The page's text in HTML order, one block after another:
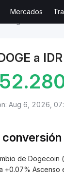
Mercados
a IDR
Aug 6, 2026,
de Dogecoin
+0.07% Ascenso